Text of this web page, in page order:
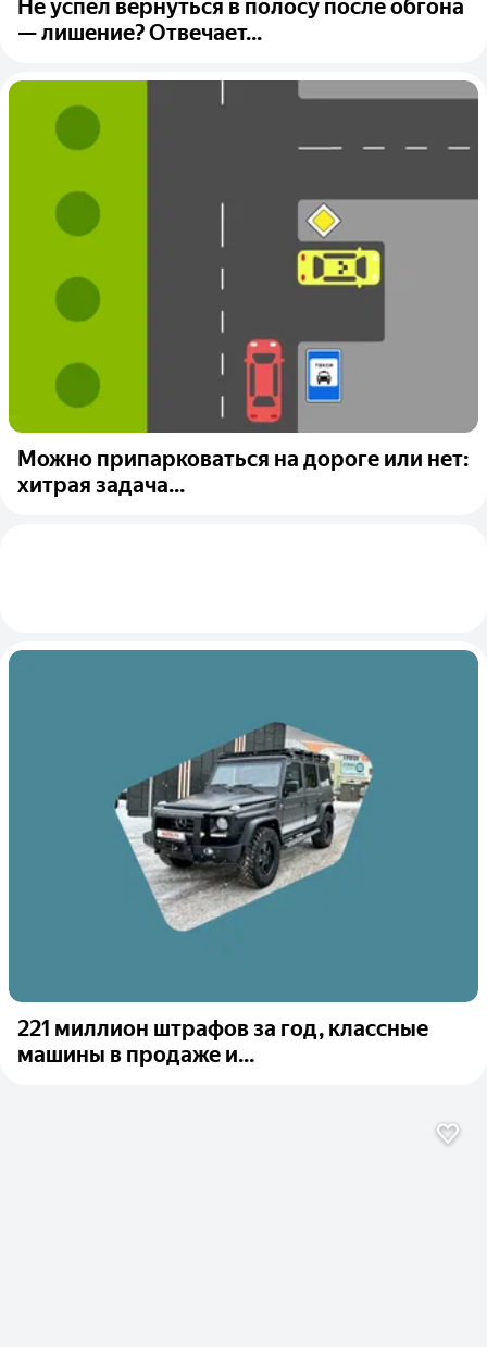
Не успел вернуться в полосу после обгона
— лишение? Отвечает...
Можно припарковаться на дороге или нет:
хитрая задача...
221 миллион штрафов за год, классные
машины в продаже и...